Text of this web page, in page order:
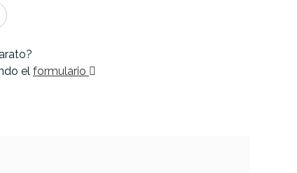
el formulario